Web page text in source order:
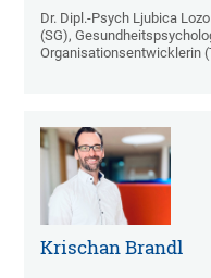
Dr. Dipl.-Psych Ljubica
(SG),
Organisationsentwicklerin
Krischan Brandl